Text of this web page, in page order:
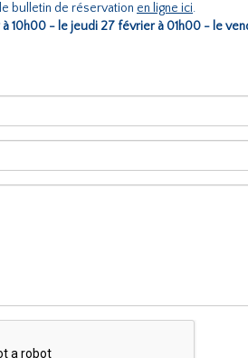
bulletin de réservation en ligne ici.
10h00 - le jeudi 27 février à 01h00 - le